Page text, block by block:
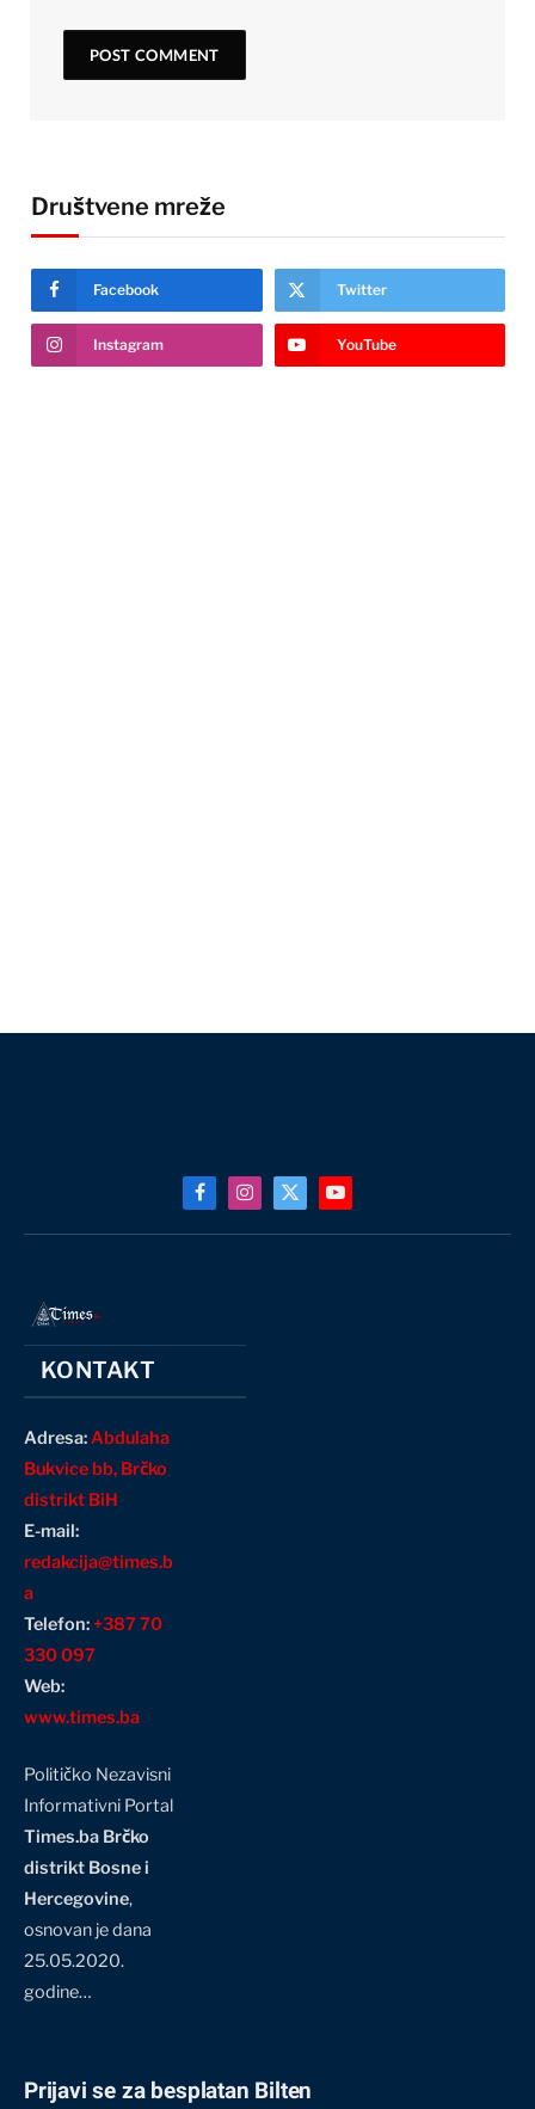
Društvene mreže
Facebook Twitter
Instagram YouTube
FacebookInstagram
X
YouTube
KONTAKT
Adresa:Abdulaha
Bukvice bb, Brčko
distrikt BiH
E-mail:
redakcija@times.b
a
Telefon:+387 70
330 097
Web:
www.times.ba
Političko Nezavisni
Informativni Portal
Times.ba Brčko
distrikt Bosne i
Hercegovine,
osnovan je dana
25.05.2020.
godine…
Prijavi se za besplatan Bilten